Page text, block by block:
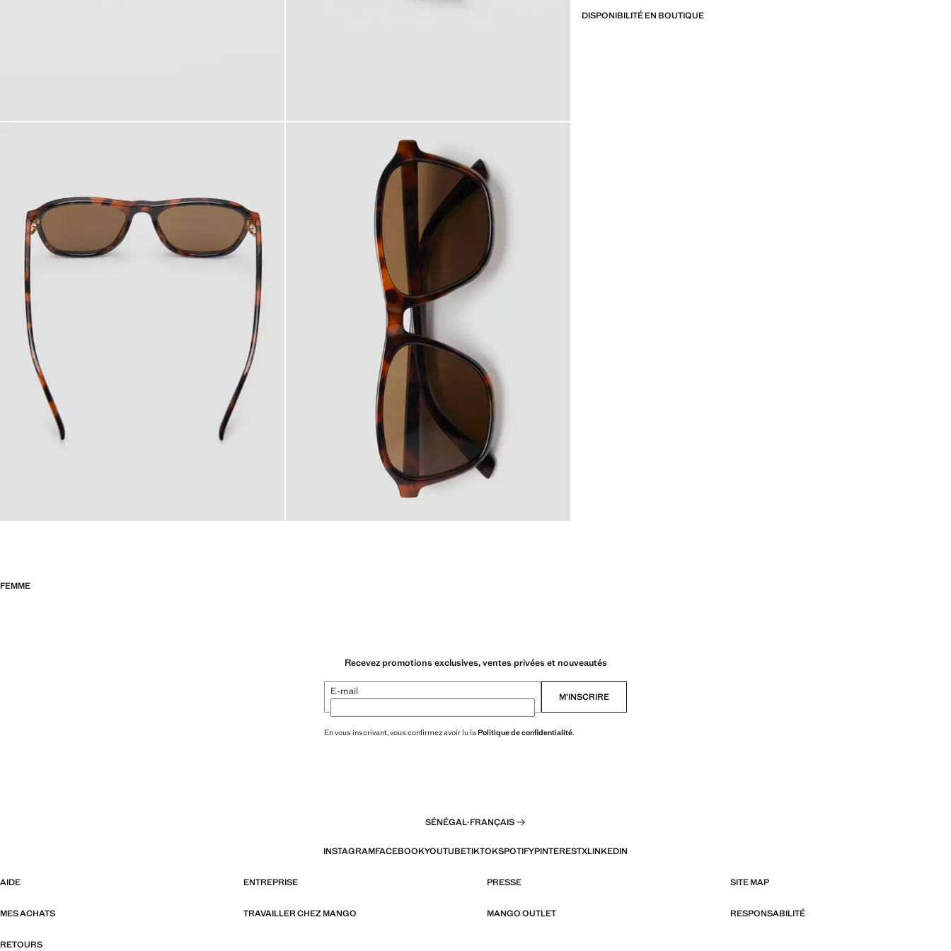
DISPONIBILITÉ EN BOUTIQUE
FEMME
Recevez promotions exclusives, ventes privées et nouveautés
E-mail M’INSCRIRE
En vous inscrivant, vous confirmez avoir lu laPolitique de confidentialité.
SÉNÉGAL·FRANÇAIS
INSTAGRAMFACEBOOKYOUTUBETIKTOKSPOTIFYPINTERESTXLINKEDIN
AIDE ENTREPRISE PRESSE SITE MAP
MES ACHATS TRAVAILLER CHEZ MANGO MANGO OUTLET RESPONSABILITÉ
RETOURS